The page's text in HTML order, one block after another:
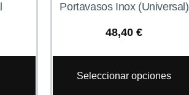
Portavasos Inox (Universal)
48,40€
Seleccionar opciones